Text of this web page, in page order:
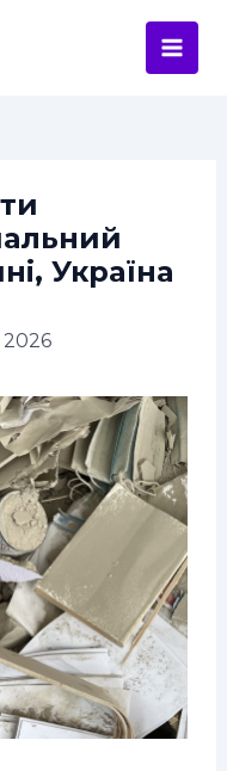
Україна